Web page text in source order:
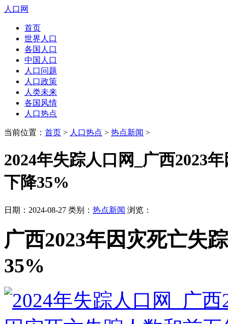
人口网
首页
世界人口
各国人口
中国人口
人口问题
人口政策
人类未来
各国风情
人口热点
当前位置： 首页 > 人口热点 > 热点新闻 >
2024年失踪人口网_广西2023
下降35%
日期：2024-08-27 类别： 热点新闻 浏览：
广西2023年因灾死亡失
35%